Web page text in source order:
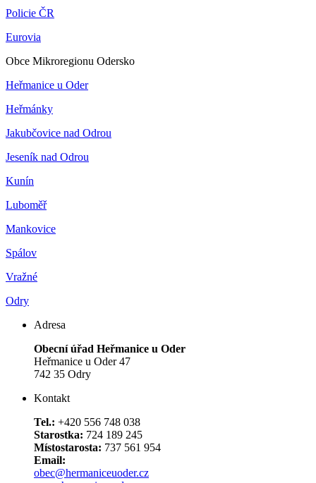
Policie ČR
Eurovia
Obce Mikroregionu Odersko
Heřmanice u Oder
Heřmánky
Jakubčovice nad Odrou
Jeseník nad Odrou
Kunín
Luboměř
Mankovice
Spálov
Vražné
Odry
Adresa
Obecní úřad Heřmanice u Oder
Heřmanice u Oder 47
742 35 Odry
Kontakt
Tel.: +420 556 748 038
Starostka: 724 189 245
Místostarosta: 737 561 954
Email:
obec@hermaniceuoder.cz